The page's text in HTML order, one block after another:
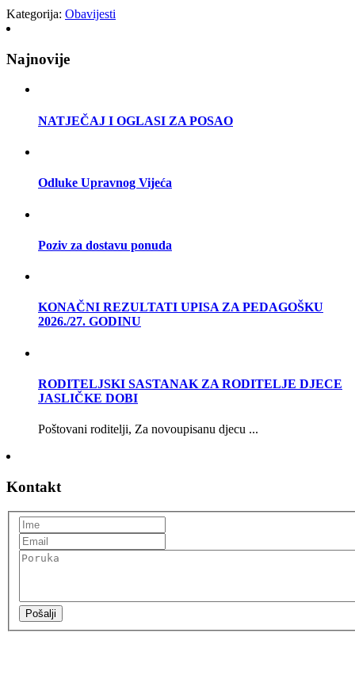
Kategorija: Obavijesti
Najnovije
NATJEČAJ I OGLASI ZA POSAO
Odluke Upravnog Vijeća
Poziv za dostavu ponuda
KONAČNI REZULTATI UPISA ZA PEDAGOŠKU
2026./27. GODINU
RODITELJSKI SASTANAK ZA RODITELJE DJECE
JASLIČKE DOBI
Poštovani roditelji, Za novoupisanu djecu ...
Kontakt